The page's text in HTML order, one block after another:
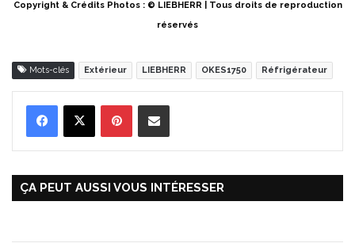
Copyright & Crédits Photos : © LIEBHERR | Tous droits de reproduction
réservés
Mots-clés Extérieur LIEBHERR OKES1750 Réfrigérateur
ÇA PEUT AUSSI VOUS INTÉRESSER